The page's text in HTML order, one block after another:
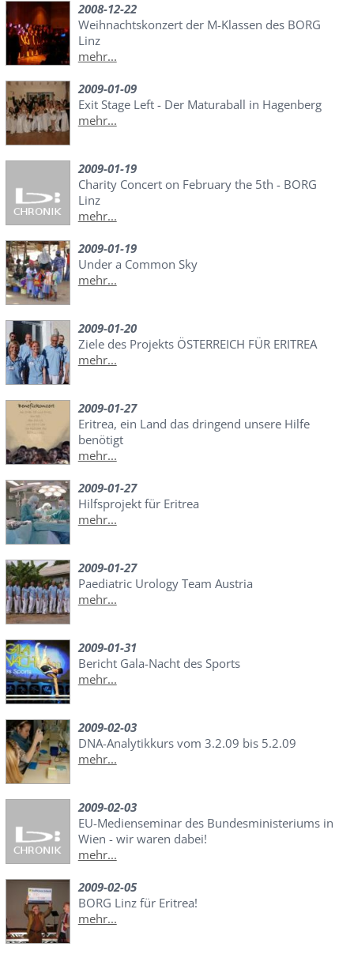
2008-12-22
Weihnachtskonzert der M-Klassen des BORG
Linz
mehr...
2009-01-09
Exit Stage Left - Der Maturaball in Hagenberg
mehr...
2009-01-19
Charity Concert on February the 5th - BORG
Linz
mehr...
2009-01-19
Under a Common Sky
mehr...
2009-01-20
Ziele des Projekts ÖSTERREICH FÜR ERITREA
mehr...
2009-01-27
Eritrea, ein Land das dringend unsere Hilfe
benötigt
mehr...
2009-01-27
Hilfsprojekt für Eritrea
mehr...
2009-01-27
Paediatric Urology Team Austria
mehr...
2009-01-31
Bericht Gala-Nacht des Sports
mehr...
2009-02-03
DNA-Analytikkurs vom 3.2.09 bis 5.2.09
mehr...
2009-02-03
EU-Medienseminar des Bundesministeriums in
Wien - wir waren dabei!
mehr...
2009-02-05
BORG Linz für Eritrea!
mehr...